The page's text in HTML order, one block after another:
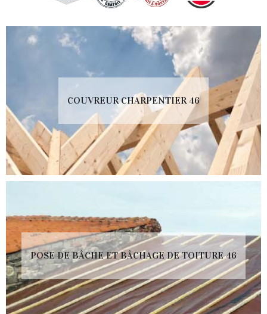
COUVREUR CHARPENTIER 46
POSE DE BÂCHE ET BÂCHAGE DE TOITURE 46